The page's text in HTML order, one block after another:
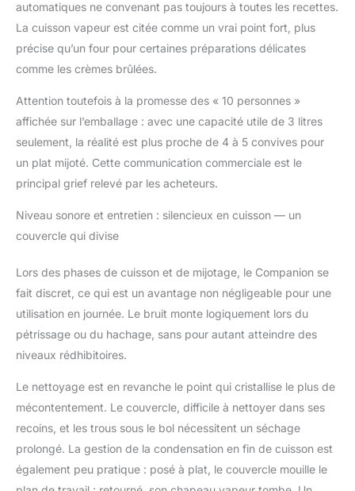
réduction des déchets
SURPRENEZ VOS
utilisez l'application
FACILE À NETTOYER
ET À RANGER: profitez
d'un nettoyage et
d'une organisation
design compatible
ranger UTILISATION
verrouille au
démarrage, avec un
compte à rebours de
10secondes à la fin
pour les programmes
élevées, afin de limiter
les éclaboussures et de
renforcer la sécurité
Companion, couteau
hachoir, couteau
automatiques ne convenant pas toujours à toutes les recettes.
La cuisson vapeur est citée comme un vrai point fort, plus
précise qu’un four pour certaines préparations délicates
comme les crèmes brûlées.
Attention toutefois à la promesse des « 10 personnes »
affichée sur l’emballage : avec une capacité utile de 3 litres
seulement, la réalité est plus proche de 4 à 5 convives pour
un plat mijoté. Cette communication commerciale est le
principal grief relevé par les acheteurs.
Niveau sonore et entretien : silencieux en cuisson — un
couvercle qui divise
Lors des phases de cuisson et de mijotage, le Companion se
fait discret, ce qui est un avantage non négligeable pour une
utilisation en journée. Le bruit monte logiquement lors du
pétrissage ou du hachage, sans pour autant atteindre des
niveaux rédhibitoires.
Le nettoyage est en revanche le point qui cristallise le plus de
mécontentement. Le couvercle, difficile à nettoyer dans ses
recoins, et les trous sous le bol nécessitent un séchage
prolongé. La gestion de la condensation en fin de cuisson est
également peu pratique : posé à plat, le couvercle mouille le